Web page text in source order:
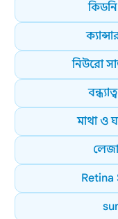
নিউরো
মাথা ও
Retina